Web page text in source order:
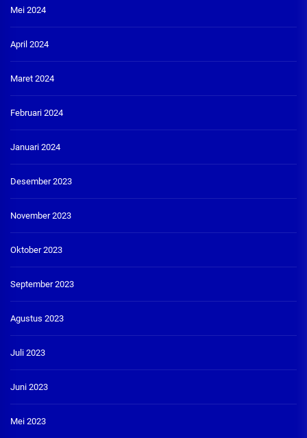
Mei 2024
April 2024
Maret 2024
Februari 2024
Januari 2024
Desember 2023
November 2023
Oktober 2023
September 2023
Agustus 2023
Juli 2023
Juni 2023
Mei 2023